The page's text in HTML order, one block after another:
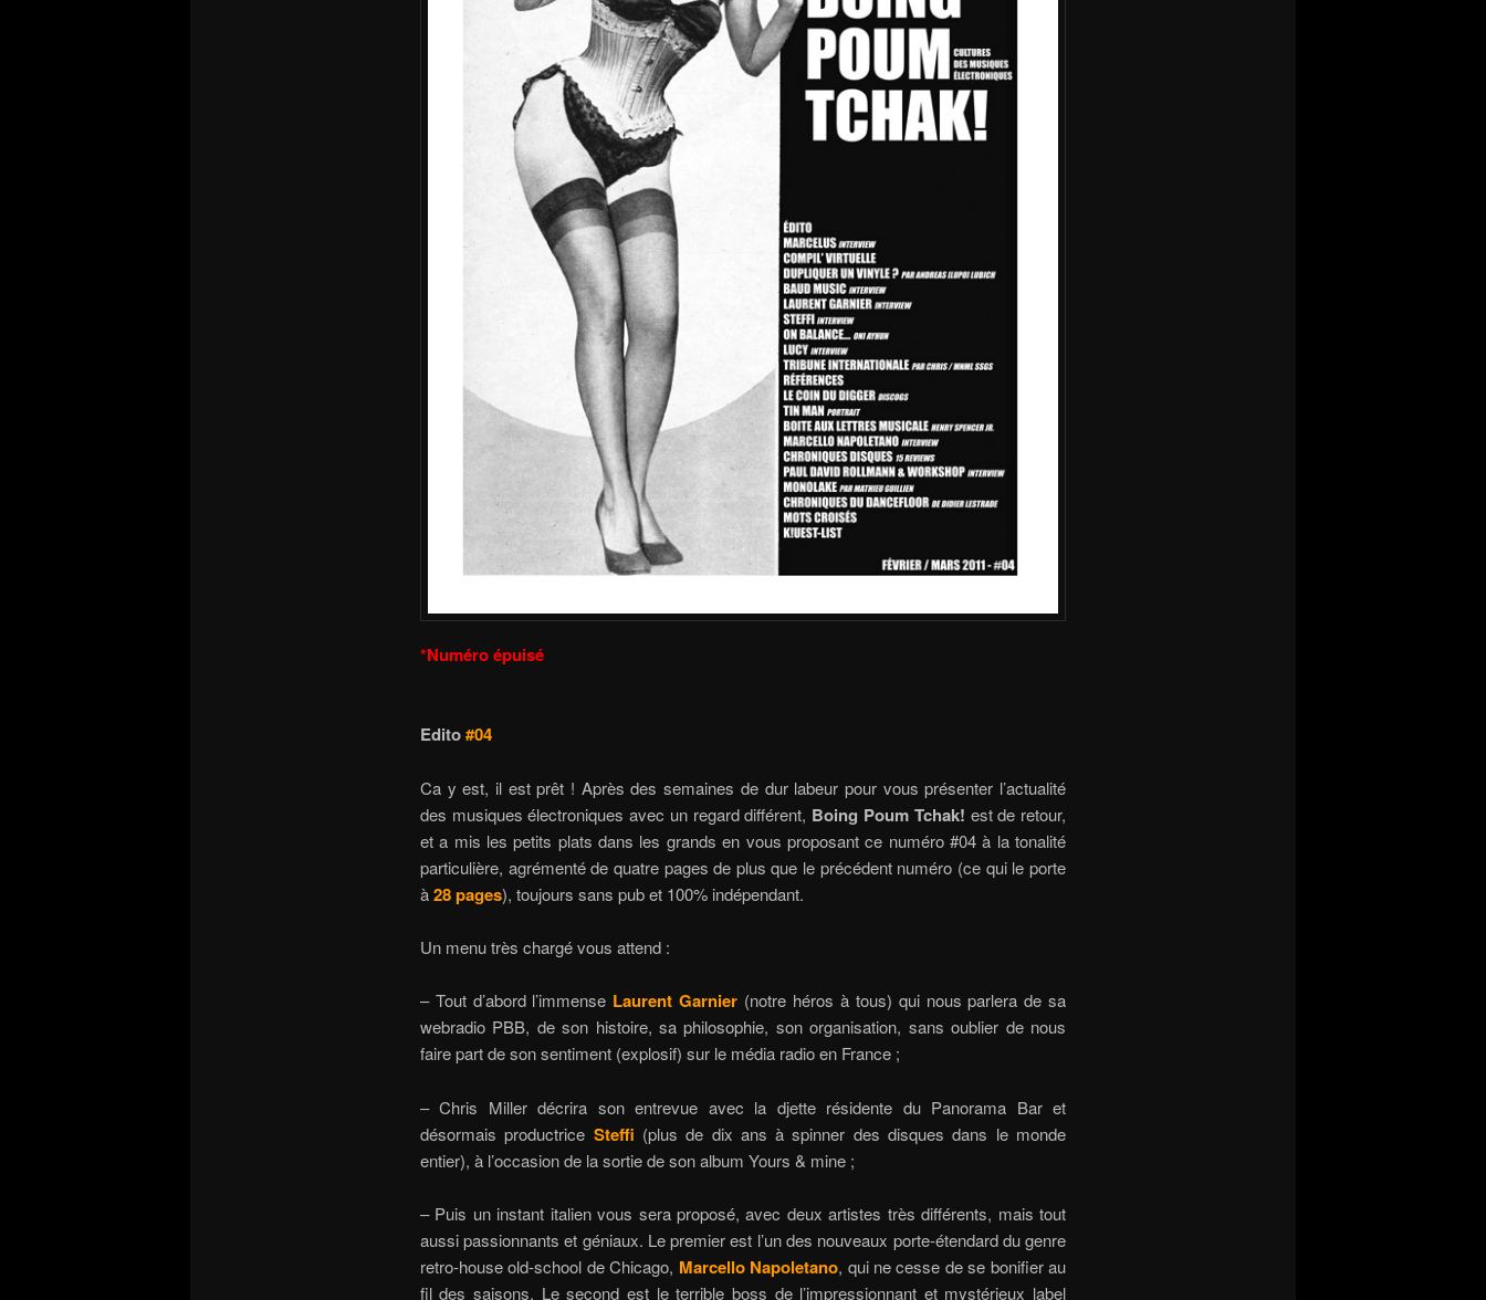
*Numéro épuisé
Edito#04
Ca y est, il est prêt ! Après des semaines de dur labeur pour vous présenter l’actualité
des musiques électroniques avec un regard différent, Boing Poum Tchak! est de retour,
et a mis les petits plats dans les grands en vous proposant ce numéro #04 à la tonalité
particulière, agrémenté de quatre pages de plus que le précédent numéro (ce qui le porte
à28 pages), toujours sans pub et 100% indépendant.
Un menu très chargé vous attend :
– Tout d’abord l’immense Laurent Garnier (notre héros à tous) qui nous parlera de sa
webradio PBB, de son histoire, sa philosophie, son organisation, sans oublier de nous
faire part de son sentiment (explosif) sur le média radio en France ;
– Chris Miller décrira son entrevue avec la djette résidente du Panorama Bar et
désormais productrice Steffi (plus de dix ans à spinner des disques dans le monde
entier), à l’occasion de la sortie de son album Yours & mine ;
– Puis un instant italien vous sera proposé, avec deux artistes très différents, mais tout
aussi passionnants et géniaux. Le premier est l’un des nouveaux porte-étendard du genre
retro-house old-school de Chicago, Marcello Napoletano, qui ne cesse de se bonifier au
fil des saisons. Le second est le terrible boss de l’impressionnant et mystérieux label